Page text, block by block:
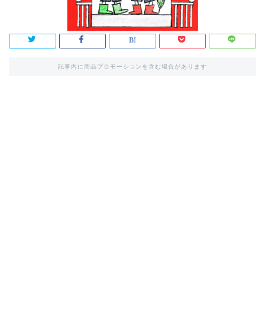
記事内に商品プロモーションを含む場合があります